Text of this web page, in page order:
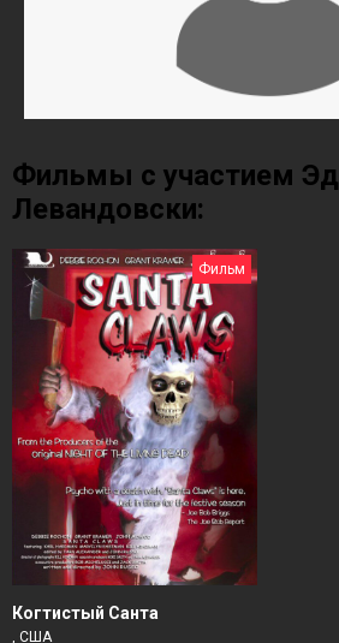
Фильмы с участием Эд
Левандовски:
Фильм
Когтистый Санта
, США